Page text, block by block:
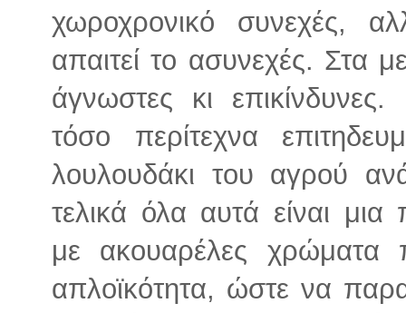
χωροχρονικό συνεχές,
απαιτεί το ασυνεχές. Στα
άγνωστες κι
τόσο περίτεχνα
λουλουδάκι του αγρού
τελικά όλα αυτά είναι
με ακουαρέλες χρώματα
απλοϊκότητα, ώστε να